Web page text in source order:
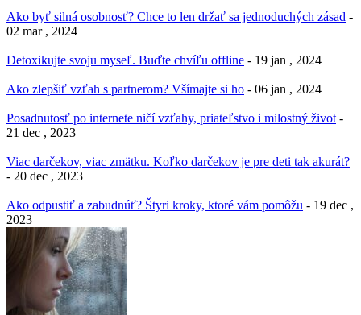
Ako byť silná osobnosť? Chce to len držať sa jednoduchých zásad -
02 mar , 2024
Detoxikujte svoju myseľ. Buďte chvíľu offline - 19 jan , 2024
Ako zlepšiť vzťah s partnerom? Všímajte si ho - 06 jan , 2024
Posadnutosť po internete ničí vzťahy, priateľstvo i milostný život -
21 dec , 2023
Viac darčekov, viac zmätku. Koľko darčekov je pre deti tak akurát?
- 20 dec , 2023
Ako odpustiť a zabudnúť? Štyri kroky, ktoré vám pomôžu - 19 dec ,
2023